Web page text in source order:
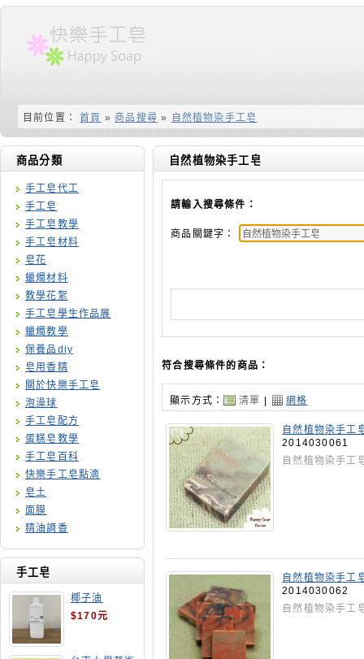
目前位置： 首頁 » 商品搜尋 » 自然植物染手工皂
商品分類
手工皂代工
手工皂
手工皂教學
手工皂材料
皂花
蠟燭材料
教學花絮
手工皂學生作品展
蠟燭教學
保養品diy
皂用香精
關於快樂手工皂
泡澡球
手工皂配方
蛋糕皂教學
手工皂百科
快樂手工皂點滴
皂土
面膜
精油調香
手工皂
椰子油
$170元
自然植物染手工皂
請輸入搜尋條件：
商品關鍵字：
符合搜尋條件的商品：
顯示方式： 清單 | 網格
自然植物染手工
2014030061
自然植物染手工
自然植物染手工
2014030062
自然植物染手工